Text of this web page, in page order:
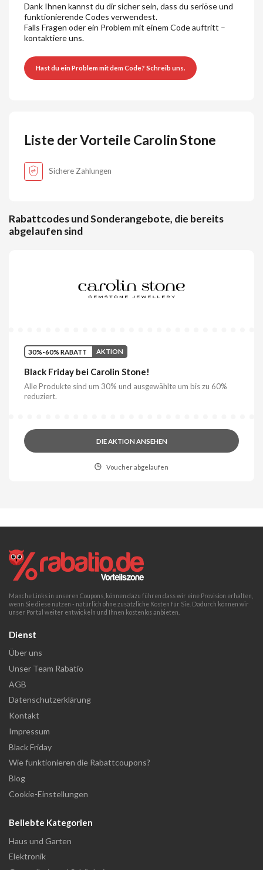
Dank Ihnen kannst du dir sicher sein, dass du seriöse und
funktionierende Codes verwendest.
Falls Fragen oder ein Problem mit einem Code auftritt –
kontaktiere uns.
Hast du ein Problem mit dem Code? Schreib uns.
Liste der Vorteile Carolin Stone
Sichere Zahlungen
Rabattcodes und Sonderangebote, die bereits
abgelaufen sind
30%-60% RABATT AKTION
Black Friday bei Carolin Stone!
Alle Produkte sind um 30% und ausgewählte um bis zu 60%
reduziert.
DIE AKTION ANSEHEN
Voucher abgelaufen
Manche Links in unseren Coupons, können dazu führen dass wir eine Provision erhalten,
wenn Sie diese nutzen - natürlich ohne zusätzliche Kosten für Sie. Dadurch können wir
unser Portal weiter entwickeln und Ihnen kostenlos anbieten.
Dienst
Über uns
Unser Team Rabatio
AGB
Datenschutzerklärung
Kontakt
Impressum
Black Friday
Wie funktionieren die Rabattcoupons?
Blog
Cookie-Einstellungen
Beliebte Kategorien
Haus und Garten
Elektronik